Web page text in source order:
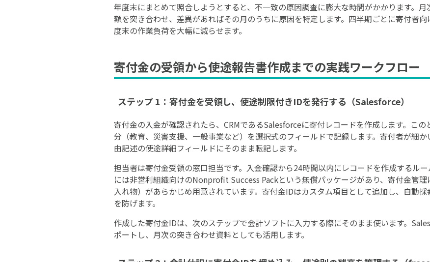
年度末にまとめて照合しようとすると、不一致の原因調査に膨大な時間がかかります。
額を突き合わせ、差異があればその月のうちに原因を特定します。四半期ごとに寄付者
度末の作業負荷を大幅に減らせます。
寄付金の受領から使途報告書作成までの実践ワークフロー
ステップ 1：寄付金を受領し、使途制限付きIDを発行する（Salesforce）
寄付金の入金が確認されたら、CRMであるSalesforceに寄付レコードを作成します。こ
分（教育、災害支援、一般事業など）を選択式のフィールドで記録します。寄付者が細
由記述の使途詳細フィールドにそのまま転記します。
担当者は寄付金受領の窓口担当です。入金確認から24時間以内にレコードを作成するル
には非営利組織向けのNonprofit Success Packという無償パッケージがあり、寄付金管
入れ物）があらかじめ用意されています。寄付金IDはカスタム項目として追加し、自動
を防げます。
作成した寄付金IDは、次のステップで会計ソフトに入力する際にそのまま使います。
ポートし、月次の突き合わせ資料としても活用します。